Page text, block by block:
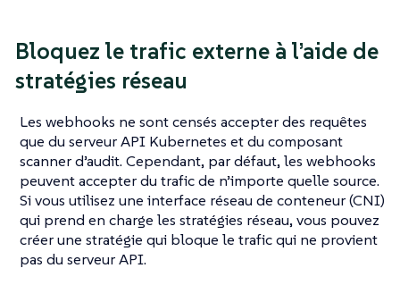
Bloquez le trafic externe à l’aide de
stratégies réseau
Les webhooks ne sont censés accepter des requêtes
que du serveur API Kubernetes et du composant
scanner d’audit. Cependant, par défaut, les webhooks
peuvent accepter du trafic de n’importe quelle source.
Si vous utilisez une interface réseau de conteneur (CNI)
qui prend en charge les stratégies réseau, vous pouvez
créer une stratégie qui bloque le trafic qui ne provient
pas du serveur API.